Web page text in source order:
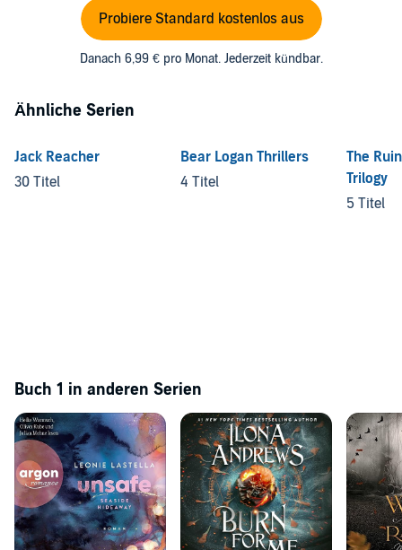
Probiere Standard kostenlos aus
Danach 6,99 € pro Monat. Jederzeit kündbar.
Ähnliche Serien
Jack Reacher
30 Titel
Bear Logan Thrillers
4 Titel
The
Trilogy
5 Titel
Buch 1 in anderen Serien